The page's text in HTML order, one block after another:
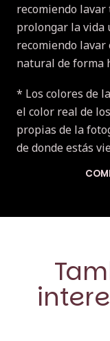
recomiendo
prolongar la vida
recomiendo lavar
natural de forma
* Los colores de
el color real de
propias de la
de donde estás